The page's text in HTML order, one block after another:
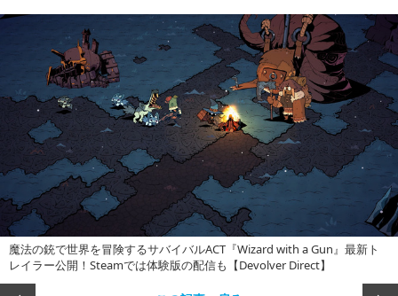
魔法の銃で世界を冒険するサバイバルACT『Wizard with a Gun』最新ト
レイラー公開！Steamでは体験版の配信も【Devolver Direct】